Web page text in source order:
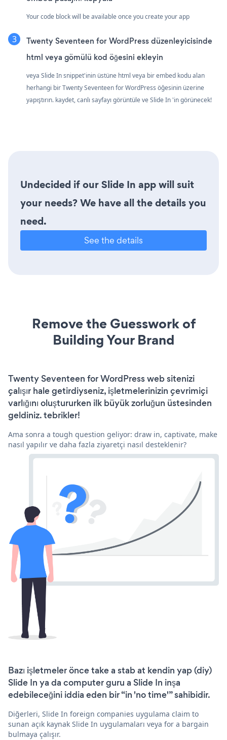
Your code block will be available once you create your app
Twenty Seventeen for WordPress düzenleyicisinde
html veya gömülü kod öğesini ekleyin
veya Slide In snippet'inin üstüne html veya bir embed kodu alan
herhangi bir Twenty Seventeen for WordPress öğesinin üzerine
yapıştırın. kaydet, canlı sayfayı görüntüle ve Slide In 'in görünecek!
Undecided if our Slide In app will suit
your needs? We have all the details you
need.
See the details
Remove the Guesswork of
Building Your Brand
Twenty Seventeen for WordPress web sitenizi
çalışır hale getirdiyseniz, işletmelerinizin çevrimiçi
varlığını oluştururken ilk büyük zorluğun üstesinden
geldiniz. tebrikler!
Ama sonra a tough question geliyor: draw in, captivate, make
nasıl yapılır ve daha fazla ziyaretçi nasıl desteklenir?
Bazı işletmeler önce take a stab at kendin yap (diy)
Slide In ya da computer guru a Slide In inşa
edebileceğini iddia eden bir “in 'no time'” sahibidir.
Diğerleri, Slide In foreign companies uygulama claim to
sunan açık kaynak Slide In uygulamaları veya for a bargain
bulmaya çalışır.